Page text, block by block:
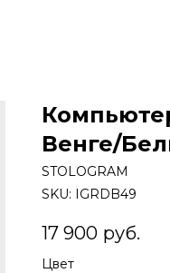
Венге/
STOLOGRAM
SKU: IGRDB49
17 900 руб.
Цвет